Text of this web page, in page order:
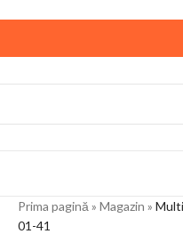
data de 10 August, la
Prima pagină » Magazin »
01-41